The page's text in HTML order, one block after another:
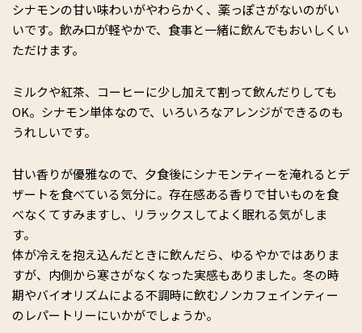
シナモンの甘い味わいがやわらかく、薬っぽさがないのがい
いです。飲み口が軽やかで、食事と一緒に飲んでもおいしくい
ただけます。
ミルクや紅茶、コーヒーに少し加えて割って飲んだりしても
OK。シナモン単体なので、いろいろなアレンジができるのも
うれしいです。
甘い香りが優雅なので、夕食後にシナモンティーを淹れるとデ
ザートを食べている気分に。存在感ある香りで甘いものを食
べなくてすみますし、リラックスしてよく眠れる気がしま
す。
体が冷えを抱え込んだときに飲んだら、ゆるやかではありま
すが、内側から寒さがなくなった実感もありました。冬の時
期やバイオリズムによる不調時に飲むノンカフェインティー
のレパートリーにいかがでしょうか。